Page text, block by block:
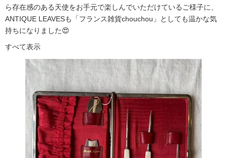
ら存在感のある天使をお手元で楽しんでいただけているご様子に、
ANTIQUE LEAVESも「フランス雑貨chouchou」としても温かな気
持ちになりました😍
すべて表示